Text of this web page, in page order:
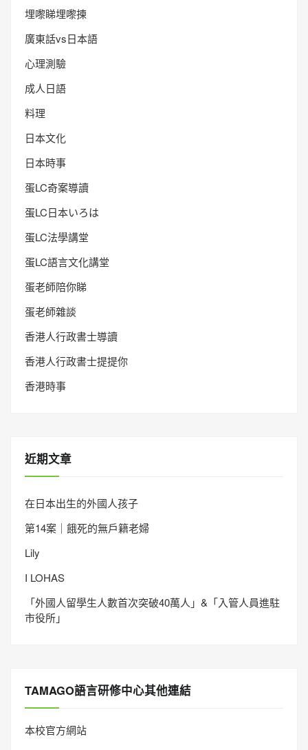
埋嚟睇埋嚟揀
廣東話vs日本語
心理測驗
成人日語
料理
日本文化
日本時事
蛋LC奇案導讀
蛋LC日本いろは
蛋LC法學講堂
蛋LC語言文化講堂
蛋老師陪你睇
蛋老師雜談
香港人行政書士導讀
香港人行政書士提提你
香港時事
近期文章
在日本出生的外國人孩子
第14案｜餓死的無戶籍老婦
Lily
I LOHAS
「外國人留學生人數首次突破40萬人」&「入管人員進駐
市役所」
TAMAGO語言研修中心其他連結
本校官方網站